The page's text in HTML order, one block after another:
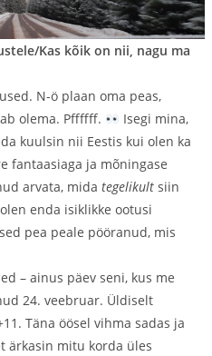
Kas kõik on nii, nagu ma
N-ö plaan oma peas,
olema. Pffffff.
Isegi mina,
kuulsin nii Eestis kui olen ka
fantaasiaga ja mõningase
arvata, midategelikultsiin
enda isiklikke ootusi
pea peale pööranud, mis
– ainus päev seni, kus me
24. veebruar. Üldiselt
Täna öösel vihma sadas ja
ärkasin mitu korda üles